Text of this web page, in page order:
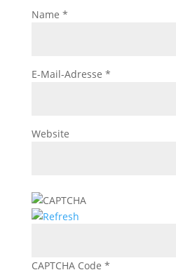
Name *
E-Mail-Adresse *
Website
CAPTCHA Code *